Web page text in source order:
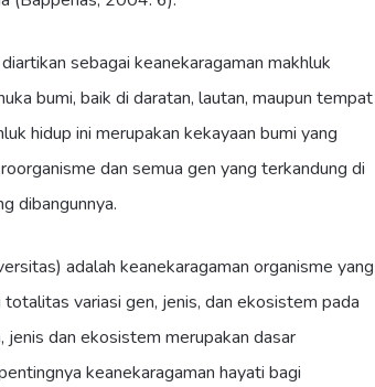
sebagai keanekaragaman makhluk
bumi, baik di daratan, lautan, maupun tempat
hidup ini merupakan kekayaan bumi yang
dan semua gen yang terkandung di
dibangunnya.
adalah keanekaragaman organisme yang
variasi gen, jenis, dan ekosistem pada
jenis dan ekosistem merupakan dasar
keanekaragaman hayati bagi